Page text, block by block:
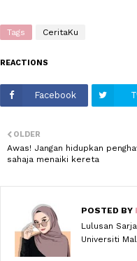
Tags CeritaKu
REACTIONS
Facebook
OLDER
Awas! Jangan hidupkan
sahaja menaiki kereta
POSTED BY
Lulusan
Universiti